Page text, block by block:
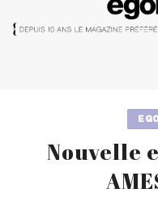
Nouvelle